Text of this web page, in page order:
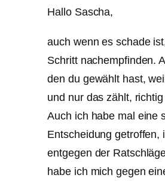
Hallo Sascha,
auch wenn es schade
Schritt nachempfinden.
den du gewählt hast,
und nur das zählt,
Auch ich habe mal eine
Entscheidung getroffen,
entgegen der
habe ich mich gegen